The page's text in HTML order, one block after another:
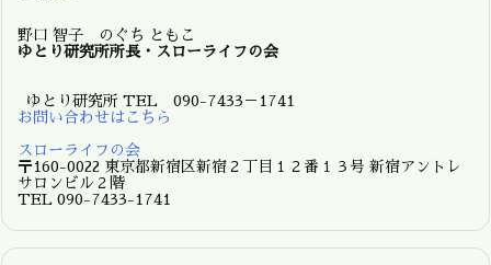
野口 智子 のぐち ともこ
ゆとり研究所所長・スローライフの会
ゆとり研究所 TEL 090-7433－1741
お問い合わせはこちら
スローライフの会
〒160-0022 東京都新宿区新宿２丁目１２番１３号 新宿アントレ
サロンビル２階
TEL 090-7433-1741